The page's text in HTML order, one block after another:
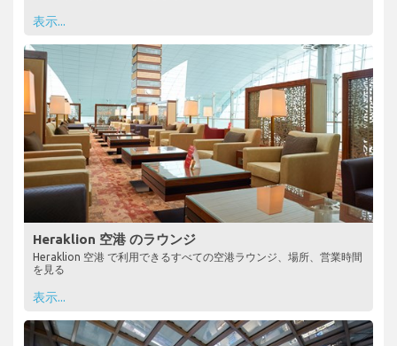
表示...
Heraklion 空港 のラウンジ
Heraklion 空港 で利用できるすべての空港ラウンジ、場所、営業時間
を見る
表示...